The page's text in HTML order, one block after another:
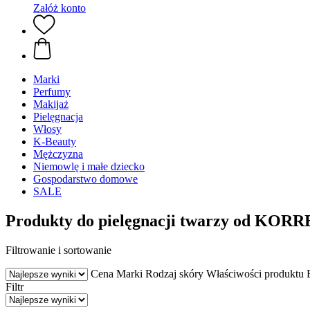
Załóż konto
Marki
Perfumy
Makijaż
Pielęgnacja
Włosy
K-Beauty
Mężczyzna
Niemowlę i małe dziecko
Gospodarstwo domowe
SALE
Produkty do pielęgnacji twarzy od
Filtrowanie i sortowanie
Cena Marki Rodzaj skóry Właściwości produktu
Filtr